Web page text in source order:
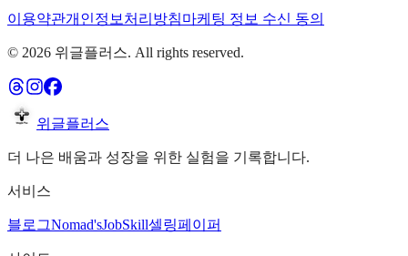
이용약관개인정보처리방침마케팅 정보 수신 동의
© 2026 위글플러스. All rights reserved.
위글플러스
더 나은 배움과 성장을 위한 실험을 기록합니다.
서비스
블로그Nomad'sJobSkill셀링페이퍼